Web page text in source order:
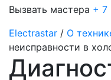
Вызвать мастера + 7
Electrastar / О
неисправности в